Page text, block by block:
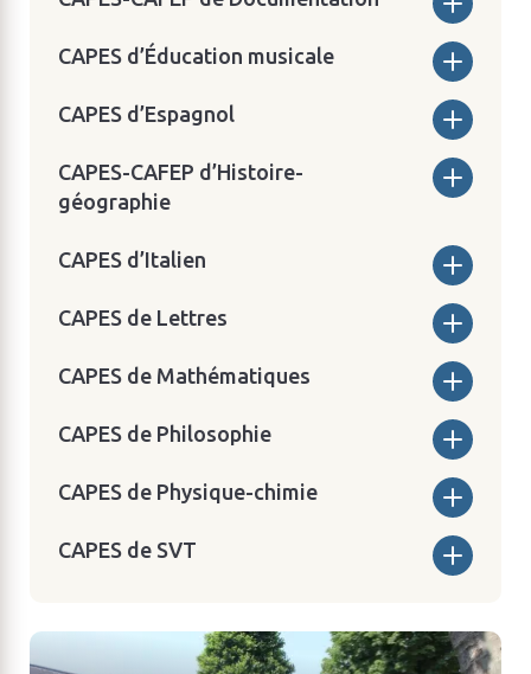
CAPES d’Éducation musicale
CAPES d’Espagnol
CAPES-CAFEP d’Histoire-
géographie
CAPES d’Italien
CAPES de Lettres
CAPES de Mathématiques
CAPES de Philosophie
CAPES de Physique-chimie
CAPES de SVT